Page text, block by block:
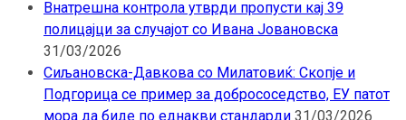
Внатрешна контрола утврди пропусти кај 39
полицајци за случајот со Ивана Јовановска
31/03/2026
Сиљановска-Давкова со Милатовиќ: Скопје и
Подгорица се пример за добрососедство, ЕУ патот
мора да биде по еднакви стандарди 31/03/2026